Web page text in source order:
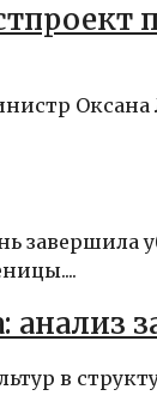
завершила
в